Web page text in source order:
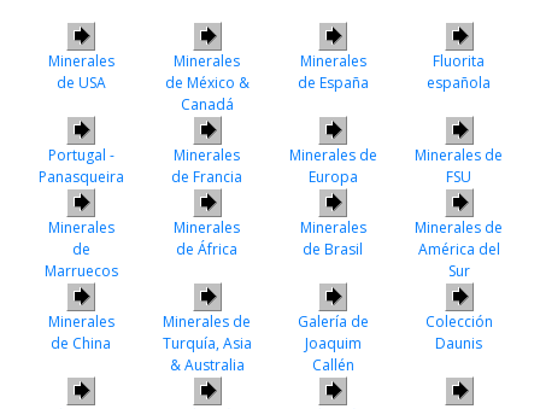
Minerales
de USA
Minerales
de México &
Canadá
Minerales
de España
Fluorita
española
Portugal -
Panasqueira
Minerales
de Francia
Minerales de
Europa
Minerales de
FSU
Minerales
de
Marruecos
Minerales
de África
Minerales
de Brasil
Minerales de
América del
Sur
Minerales
de China
Minerales de
Turquía, Asia
& Australia
Galería de
Joaquim
Callén
Colección
Daunis